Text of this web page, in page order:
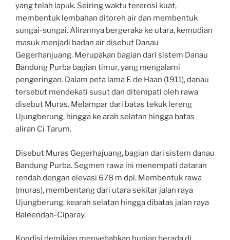
yang telah lapuk. Seiring waktu tererosi kuat,
membentuk lembahan ditoreh air dan membentuk
sungai-sungai. Alirannya bergeraka ke utara, kemudian
masuk menjadi badan air disebut Danau
Gegerhanjuang. Merupakan bagian dari sistem Danau
Bandung Purba bagian timur, yang mengalami
pengeringan. Dalam peta lama F. de Haan (1911), danau
tersebut mendekati susut dan ditempati oleh rawa
disebut Muras. Melampar dari batas tekuk lereng
Ujungberung, hingga ke arah selatan hingga batas
aliran Ci Tarum.
Disebut Muras Gegerhajuang, bagian dari sistem danau
Bandung Purba. Segmen rawa ini menempati dataran
rendah dengan elevasi 678 m dpl. Membentuk rawa
(muras), membentang dari utara sekitar jalan raya
Ujungberung, kearah selatan hingga dibatas jalan raya
Baleendah-Ciparay.